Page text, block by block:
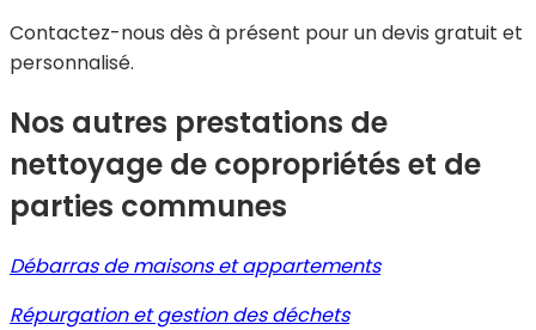
Contactez-nous dès à présent pour un devis gratuit et
personnalisé.
Nos autres prestations de
nettoyage de copropriétés et de
parties communes
Débarras de maisons et appartements
Répurgation et gestion des déchets